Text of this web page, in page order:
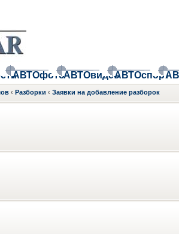
АВТОфотоАВТОвидеоАВТОспорт
‹ Разборки ‹ Заявки на добавление разборок